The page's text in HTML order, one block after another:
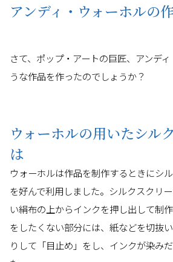
アンディ・ウォーホルの
さて、ポップ・アートの巨匠、アンデ
うな作品を作ったのでしょうか？
ウォーホルの用いたシル
は
ウォーホルは作品を制作するときにシ
を好んで利用しました。シルクスクリ
い絹布の上からインクを押し出して制
をしたくない部分には、紙などを切抜
りして「目止め」をし、インクが染み